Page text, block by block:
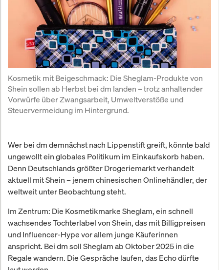
Kosmetik mit Beigeschmack: Die Sheglam-Produkte von
Shein sollen ab Herbst bei dm landen – trotz anhaltender
Vorwürfe über Zwangsarbeit, Umweltverstöße und
Steuervermeidung im Hintergrund.
Wer bei dm demnächst nach Lippenstift greift, könnte bald
ungewollt ein globales Politikum im Einkaufskorb haben.
Denn Deutschlands größter Drogeriemarkt verhandelt
aktuell mit Shein – jenem chinesischen Onlinehändler, der
weltweit unter Beobachtung steht.
Im Zentrum: Die Kosmetikmarke Sheglam, ein schnell
wachsendes Tochterlabel von Shein, das mit Billigpreisen
und Influencer-Hype vor allem junge Käuferinnen
anspricht. Bei dm soll Sheglam ab Oktober 2025 in die
Regale wandern. Die Gespräche laufen, das Echo dürfte